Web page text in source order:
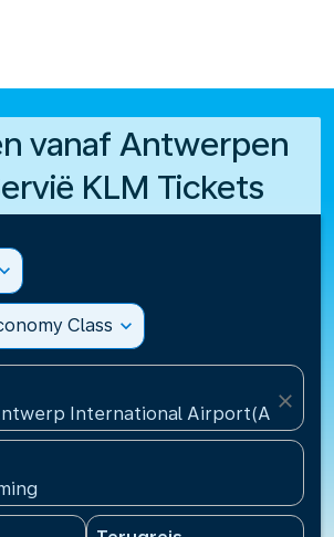
vanaf Antwerpen
KLM Tickets
expand_more
Class expand_more
International Airport(ANR),
close